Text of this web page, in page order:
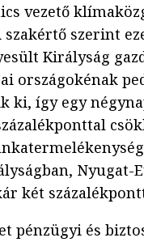
vezető
szerint
Királyság
országokénak
ki, így egy
Nyugat-
két
pénzügyi és